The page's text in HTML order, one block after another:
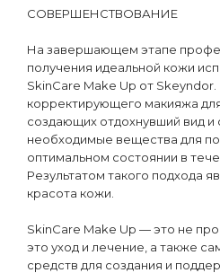
СОВЕРШЕНСТВОВАНИЕ
На завершающем этапе
получения идеальной кожи
SkinСare Make Up от
корректирующего макияжа
создающих отдохнувший вид
необходимые вещества для
оптимальном состоянии в
Результатом такого подхода
красота кожи.
SkinСare Make Up — это не
это уход и лечение, а также
средств для создания и